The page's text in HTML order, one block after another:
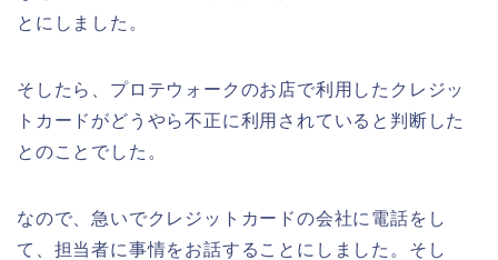
とにしました。
そしたら、プロテウォークのお店で利用したクレジッ
トカードがどうやら不正に利用されていると判断した
とのことでした。
なので、急いでクレジットカードの会社に電話をし
て、担当者に事情をお話することにしました。そし